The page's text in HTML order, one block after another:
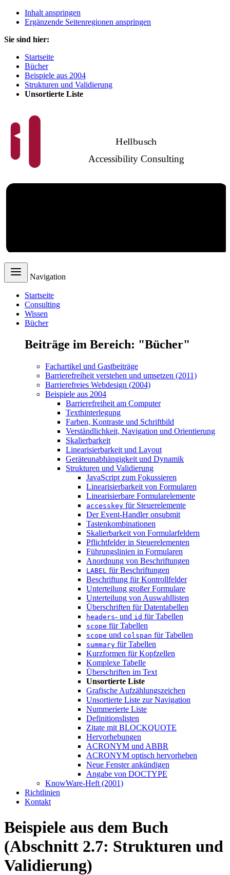
Inhalt anspringen
Ergänzende Seitenregionen anspringen
Sie sind hier:
Startseite
Bücher
Beispiele aus 2004
Strukturen und Validierung
Unsortierte Liste
Hellbusch
Accessibility Consulting
Navigation
Startseite
Consulting
Wissen
Bücher
Beiträge im Bereich: "Bücher"
Fachartikel und Gastbeiträge
Barrierefreiheit verstehen und umsetzen (2011)
Barrierefreies Webdesign (2004)
Beispiele aus 2004
Barrierefreiheit am Computer
Texthinterlegung
Farben, Kontraste und Schriftbild
Verständlichkeit, Navigation und Orientierung
Skalierbarkeit
Linearisierbarkeit und Layout
Geräteunabhängigkeit und Dynamik
Strukturen und Validierung
JavaScript zum Fokussieren
Linearisierbarkeit von Formularen
Linearisierbare Formularelemente
accesskey für Steuerelemente
Der Event-Handler onsubmit
Tastenkombinationen
Skalierbarkeit von Formularfeldern
Pflichtfelder in Steuerelementen
Führungslinien in Formularen
Anordnung von Beschriftungen
LABEL für Beschriftungen
Beschriftung für Kontrollfelder
Unterteilung großer Formulare
Unterteilung von Auswahllisten
Überschriften für Datentabellen
headers- und id für Tabellen
scope für Tabellen
scope und colspan für Tabellen
summary für Tabellen
Kurzformen für Kopfzellen
Komplexe Tabelle
Überschriften im Text
Unsortierte Liste
Grafische Aufzählungszeichen
Unsortierte Liste zur Navigation
Nummerierte Liste
Definitionslisten
Zitate mit BLOCKQUOTE
Hervorhebungen
ACRONYM und ABBR
ACRONYM optisch hervorheben
Neue Fenster ankündigen
Angabe von DOCTYPE
KnowWare-Heft (2001)
Richtlinien
Kontakt
Beispiele aus dem Buch
(Abschnitt 2.7: Strukturen und
Validierung)